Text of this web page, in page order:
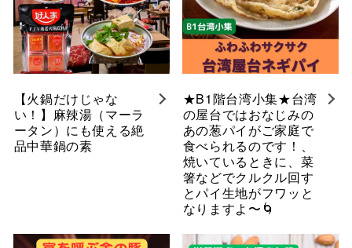
【火鍋だけじゃな
い！】麻辣湯（マーラ
ータン）にも使える絶
品中華鍋の素
★B1階台湾小集★台湾
の屋台ではおなじみの
あの葱パイがご家庭で
食べられるのです！、
焼いているときに、菜
箸などでクルクル回す
とパイ生地がフワッと
なりますよ〜🌀